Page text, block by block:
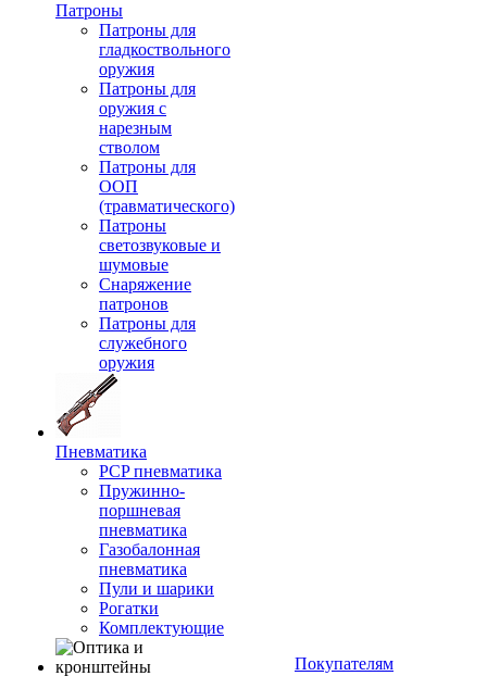
Патроны
Патроны для
гладкоствольного
оружия
Патроны для
оружия с
нарезным
стволом
Патроны для
ООП
(травматического)
Патроны
светозвуковые и
шумовые
Снаряжение
патронов
Патроны для
служебного
оружия
Пневматика
PCP пневматика
Пружинно-
поршневая
пневматика
Газобалонная
пневматика
Пули и шарики
Рогатки
Комплектующие
Покупателям